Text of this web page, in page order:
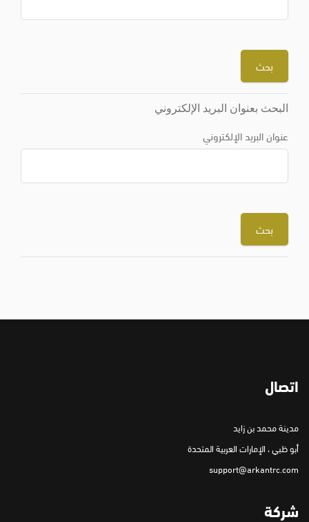
البحث بعنوان البريد الإلكتروني
عنوان البريد الإلكتروني
اتصال
مدينة محمد بن زايد
أبو ظبي ، الإمارات العربية المتحدة
support@arkantrc.com
شركة